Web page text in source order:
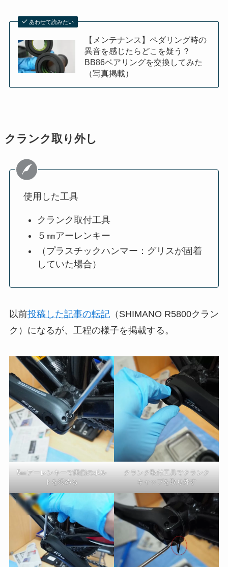
あわせて読みたい
【メンテナンス】ペダリング時の
異音を感じたらどこを疑う？
BB86ベアリングを交換してみた
（写真掲載）
クランク取り外し
使用した工具
クランク取付工具
５㎜アーレンキー
（プラスチックハンマー：グリスが固着
していた場合）
以前投稿した記事の転記（SHIMANO R5800クラン
ク）になるが、工程の様子を掲載する。
5㎜アーレンキーで両側のボル
トを緩める
クランク取付工具でクランク
キャップを取り外す